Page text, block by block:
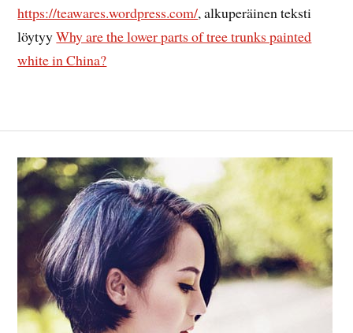
https://teawares.wordpress.com/, alkuperäinen teksti
löytyyWhy are the lower parts of tree trunks painted
white in China?